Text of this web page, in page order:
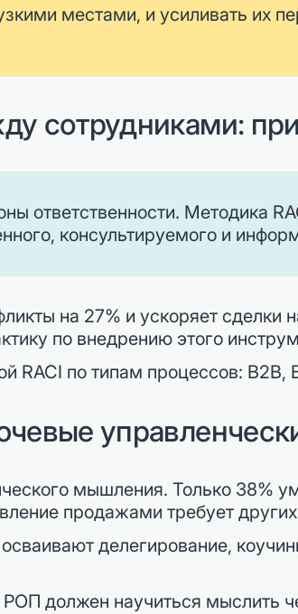
местами, и усиливать их
сотрудниками:
ответственности. Методика
консультируемого и
на 27% и ускоряет сделки
по внедрению этого
по типам процессов: B2B,
мышления. Только 38%
продажами требует других
делегирование,
должен научиться мыслить